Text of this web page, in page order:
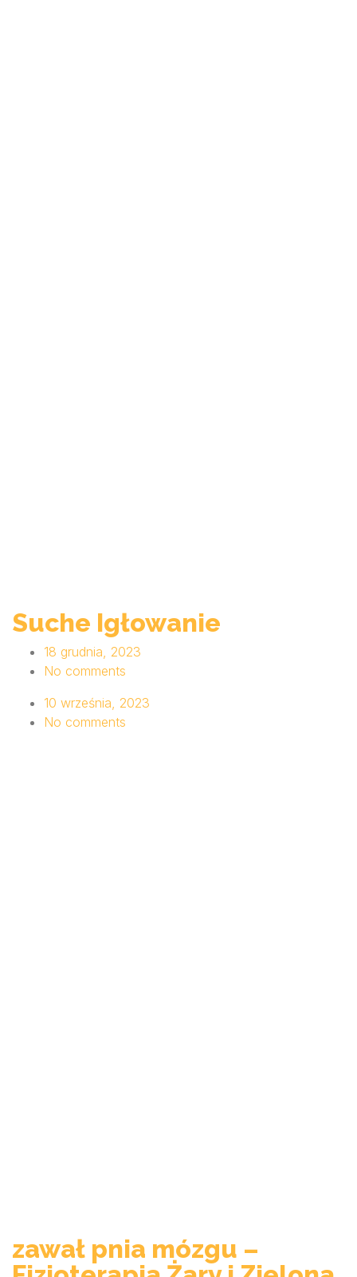
Suche Igłowanie
18 grudnia, 2023
No comments
10 września, 2023
No comments
zawał pnia mózgu –